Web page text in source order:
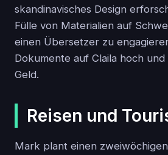
skandinavisches Design
Fülle von Materialien auf
einen Übersetzer zu
Dokumente auf Claila hoch
Geld.
Reisen und
Mark plant einen